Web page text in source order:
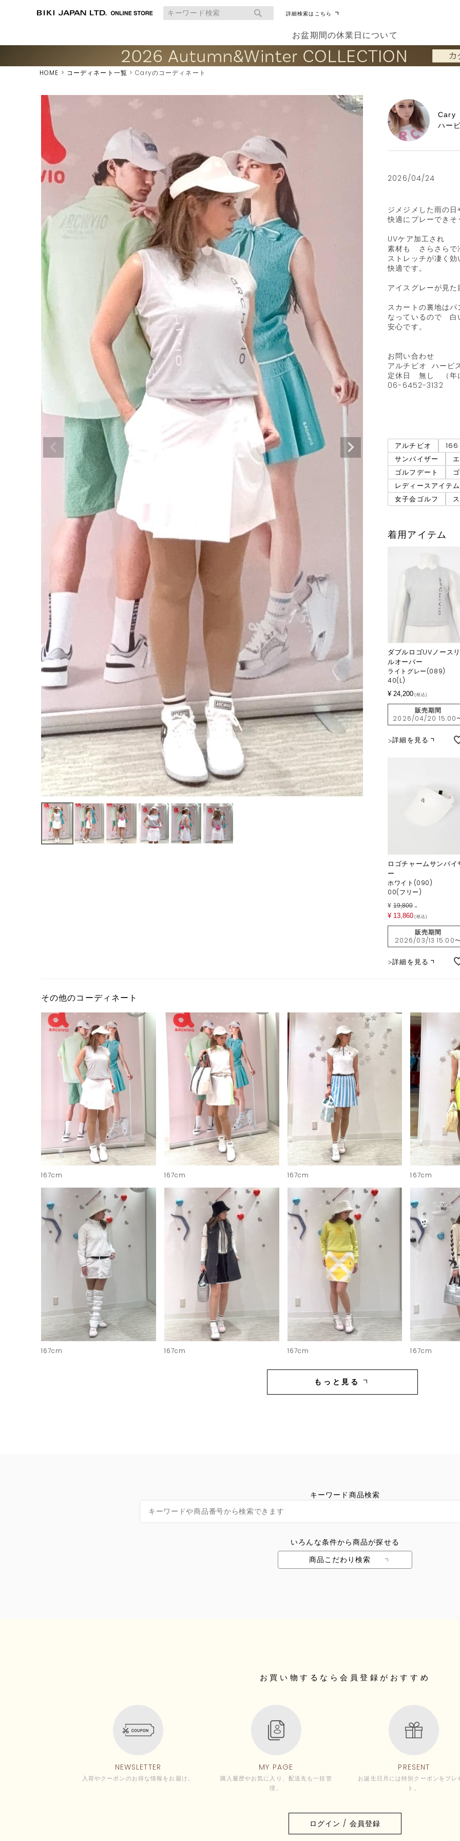
詳細検索はこちら
お盆期間の休業日について
HOME コーディネート一覧 Caryのコーディネート
Cary
ハー
2026/04/24
ジメジメした雨の
快適にプレーでき
UVケア加工され
素材も　さらさらで
ストレッチが凄く
快適です。
アイスグレーが見
スカートの裏地は
なっているので　
安心です。
お問い合わせ
アルチビオ  ハービ
定休日　無し　（
06-6452-3132
アルチビオ
サンバイザー
ゴルフデート
レディースアイテム
女子会ゴルフ
着用アイテム
ダブルロゴUVノース
ルオーバー
40(L)
ライトグレー(089)
¥ 24,200 税込
販売期間
2026/04/20 15:00
詳細を見る
ロゴチャームサンバイ
ー
00(フリー)
ホワイト(090)
¥ 19,800 →
¥ 13,860 税込
販売期間
2026/03/13 15:00
詳細を見る
その他のコーディネート
167cm 167cm 167cm 167cm
167cm 167cm 167cm 167cm
もっと見る
キーワード商品検索
いろんな条件から商品が探せる
商品こだわり検索
お買い物するなら会員登録がおすすめ
NEWSLETTER
入荷やクーポンのお得な情報をお届け。
MY PAGE
購入履歴やお気に入り、配送先も一括管
理。
PRESENT
お誕生日月には特別クーポンをプレ
ト。
ログイン / 会員登録